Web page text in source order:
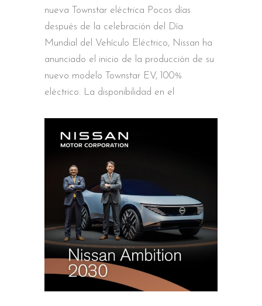
nueva Townstar eléctrica Pocos días
después de la celebración del Día
Mundial del Vehículo Eléctrico, Nissan ha
anunciado el inicio de la producción de su
nuevo modelo Townstar EV, 100%
eléctrico. La disponibilidad en el